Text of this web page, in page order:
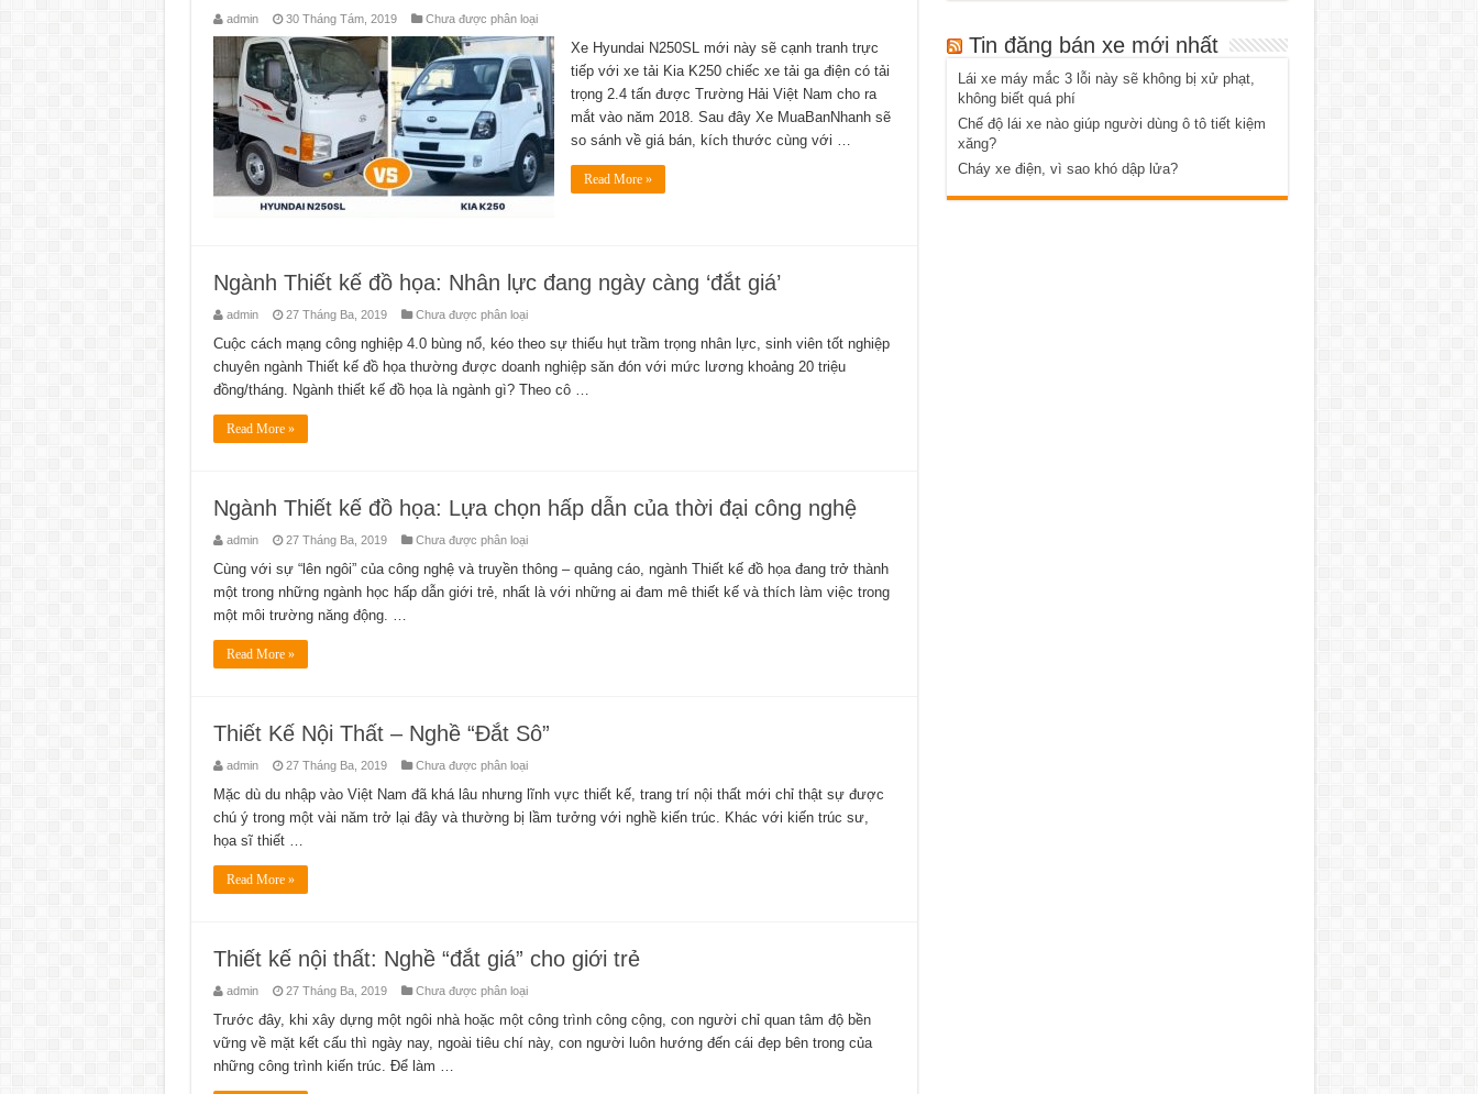
admin 30 Tháng Tám, 2019 Chưa được phân loại
Xe Hyundai N250SL mới này sẽ cạnh tranh trực
tiếp với xe tải Kia K250 chiếc xe tải ga điện có tải
trọng 2.4 tấn được Trường Hải Việt Nam cho ra
mắt vào năm 2018. Sau đây Xe MuaBanNhanh sẽ
so sánh về giá bán, kích thước cùng với …
Read More »
Ngành Thiết kế đồ họa: Nhân lực đang ngày càng ‘đắt giá’
admin 27 Tháng Ba, 2019 Chưa được phân loại
Cuộc cách mạng công nghiệp 4.0 bùng nổ, kéo theo sự thiếu hụt trầm trọng nhân lực, sinh viên tốt nghiệp
chuyên ngành Thiết kế đồ họa thường được doanh nghiệp săn đón với mức lương khoảng 20 triệu
đồng/tháng. Ngành thiết kế đồ họa là ngành gì? Theo cô …
Read More »
Ngành Thiết kế đồ họa: Lựa chọn hấp dẫn của thời đại công nghệ
admin 27 Tháng Ba, 2019 Chưa được phân loại
Cùng với sự “lên ngôi” của công nghệ và truyền thông – quảng cáo, ngành Thiết kế đồ họa đang trở thành
một trong những ngành học hấp dẫn giới trẻ, nhất là với những ai đam mê thiết kế và thích làm việc trong
một môi trường năng động. …
Read More »
Thiết Kế Nội Thất – Nghề “Đắt Sô”
admin 27 Tháng Ba, 2019 Chưa được phân loại
Mặc dù du nhập vào Việt Nam đã khá lâu nhưng lĩnh vực thiết kế, trang trí nội thất mới chỉ thật sự được
chú ý trong một vài năm trở lại đây và thường bị lầm tưởng với nghề kiến trúc. Khác với kiến trúc sư,
họa sĩ thiết …
Read More »
Thiết kế nội thất: Nghề “đắt giá” cho giới trẻ
admin 27 Tháng Ba, 2019 Chưa được phân loại
Trước đây, khi xây dựng một ngôi nhà hoặc một công trình công cộng, con người chỉ quan tâm độ bền
vững về mặt kết cấu thì ngày nay, ngoài tiêu chí này, con người luôn hướng đến cái đẹp bên trong của
những công trình kiến trúc. Để làm …
Tin đăng bán xe mới nhất
Lái xe máy mắc 3 lỗi này sẽ không bị xử phạt,
không biết quá phí
Chế độ lái xe nào giúp người dùng ô tô tiết kiệm
xăng?
Cháy xe điện, vì sao khó dập lửa?